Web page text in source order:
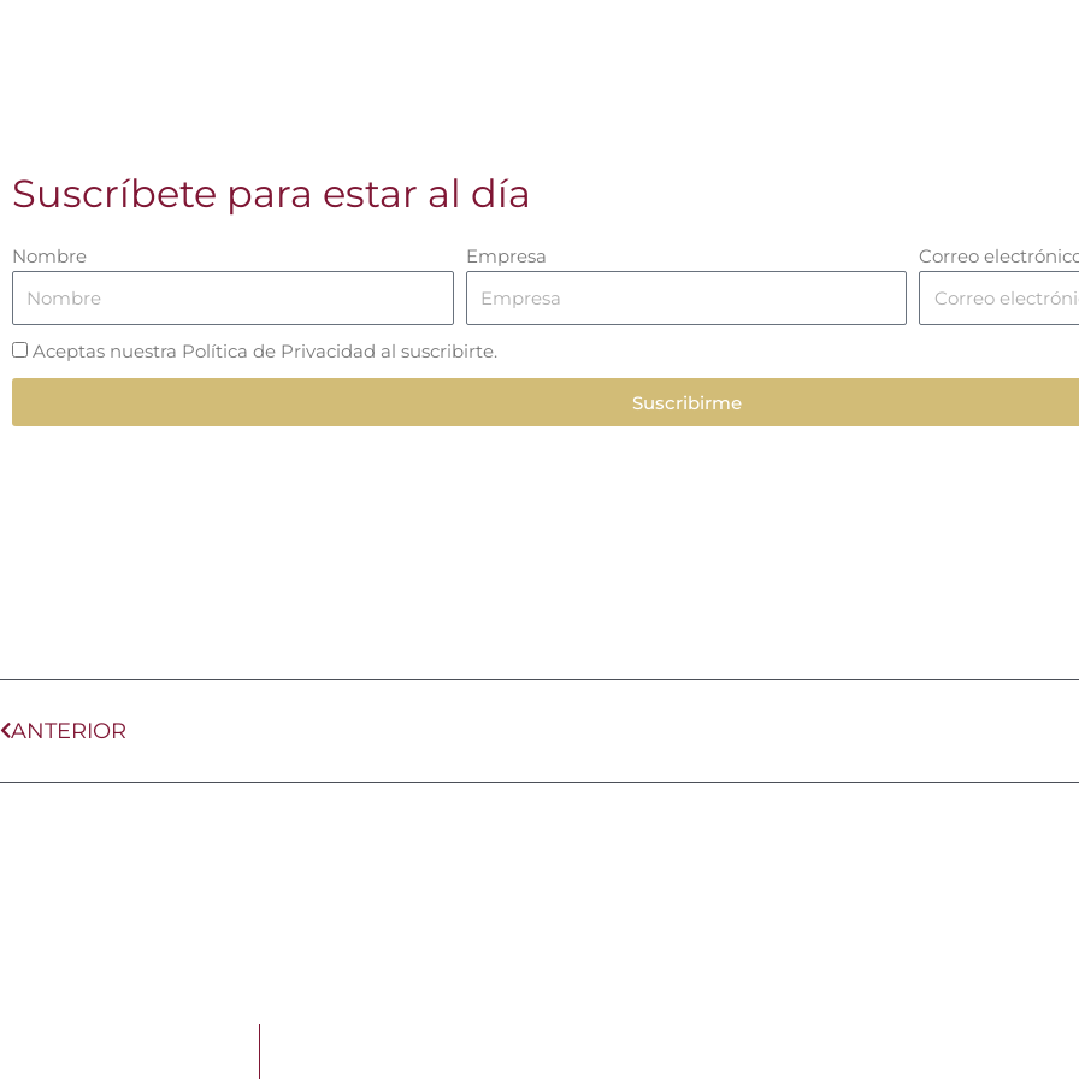
Suscríbete para estar al día
Nombre Empresa Correo
Aceptas nuestra Política de Privacidad al suscribirte.
Suscribirme
ANTERIOR